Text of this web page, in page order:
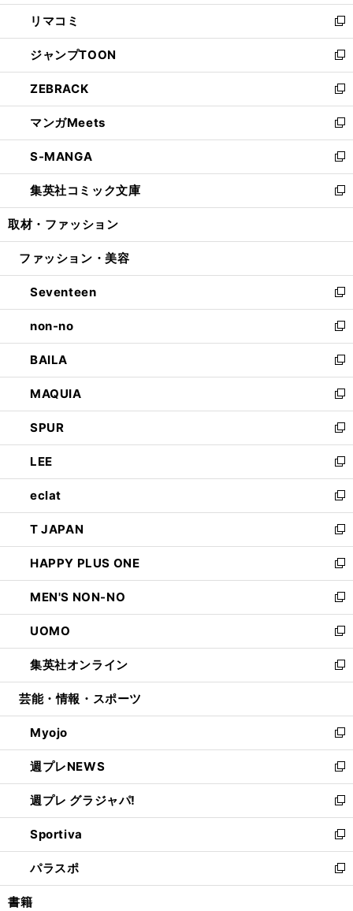
ウ
で
開
く
ン
ド
ウ
で
開
く
ウ
ィ
ン
ド
ウ
で
開
く
し
い
ウ
ィ
ン
ド
ウ
で
開
く
リマコミ
新
し
い
ウ
ィ
ン
ド
ウ
で
開
く
ジャンプTOON
新
し
い
ウ
ィ
ン
ド
ウ
で
開
ZEBRACK
新
し
い
ウ
ィ
ン
ド
ウ
開
マンガMeets
新
し
い
ウ
ィ
ン
ウ
開
く
S-MANGA
新
し
い
ウ
ン
ウ
で
開
く
集英社コミック文庫
新
し
ウ
ン
ド
ウ
で
開
く
取材・ファッション
ファッション・美容
Seventeen
新
し
い
ウ
ィ
ン
ド
ウ
で
開
く
non-no
新
し
い
ウ
ィ
ン
ド
ウ
で
開
く
BAILA
新
し
い
ウ
ィ
ン
ド
ウ
で
開
く
MAQUIA
新
し
い
ウ
ィ
ン
ド
ウ
で
開
く
SPUR
新
し
い
ウ
ィ
ン
ド
ウ
で
開
く
LEE
新
し
い
ウ
ィ
ン
ド
ウ
で
開
く
eclat
新
し
い
ウ
ィ
ン
ド
ウ
で
開
く
T JAPAN
新
し
い
ウ
ィ
ン
ド
ウ
で
開
HAPPY PLUS ONE
新
し
い
ウ
ィ
ン
ド
ウ
開
く
MEN'S NON-NO
新
し
い
ウ
ィ
ン
ウ
で
開
く
UOMO
新
し
い
ウ
ン
ド
ウ
で
開
く
集英社オンライン
新
し
ウ
ィ
ン
ド
ウ
で
開
く
芸能・情報・スポーツ
Myojo
新
し
い
ウ
ィ
ン
ド
ウ
で
開
週プレNEWS
新
し
い
ウ
ィ
ン
ド
ウ
週プレ グラジャパ!
新
し
い
ウ
ィ
ン
Sportiva
新
し
い
ウ
パラスポ
新
し
書籍